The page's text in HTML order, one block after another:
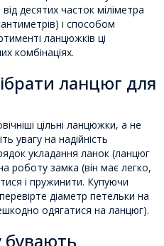
десятих часток міліметра
і способом
ланцюжків ці
комбінаціях.
ланцюг для
цільні ланцюжки, а не
увагу на надійність
укладання ланок (ланцюг
роботу замка (він має легко,
і пружинити. Купуючи
діаметр петельки на
одягатися на ланцюг).
бувають